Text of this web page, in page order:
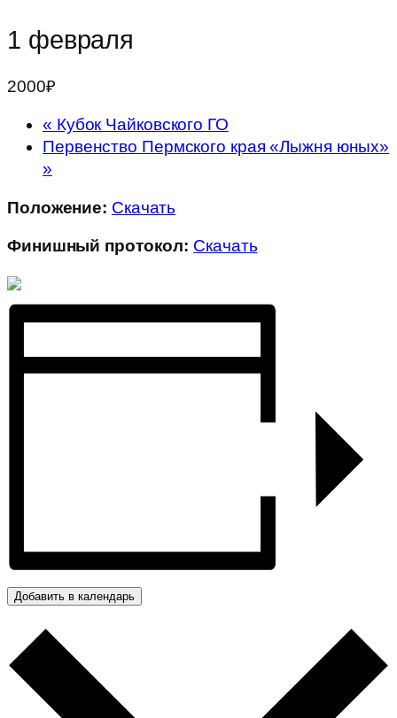
1 февраля
2000₽
« Кубок Чайковского ГО
Первенство Пермского края «Лыжня юных»
»
Положение: Скачать
Финишный протокол: Скачать
Добавить в календарь